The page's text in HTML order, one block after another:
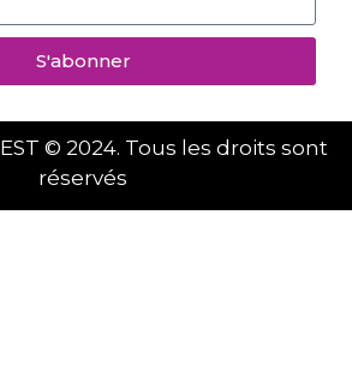
S'abonner
© 2024. Tous les droits sont
réservés